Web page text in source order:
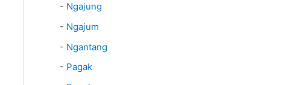
- Ngajung
- Ngajum
- Ngantang
- Pagak